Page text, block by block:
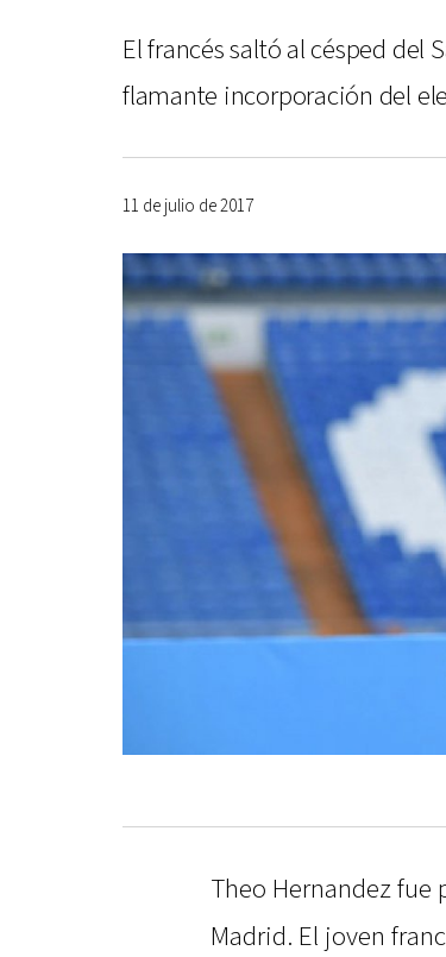
El francés saltó al césped
flamante incorporación del
11 de julio de 2017
Theo Hernandez fue
Madrid. El joven